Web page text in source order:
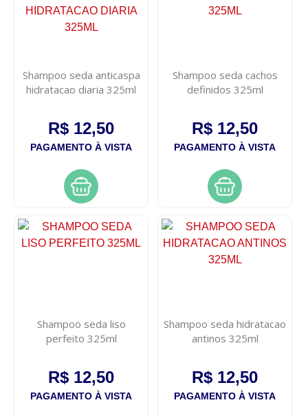
Shampoo seda anticaspa
hidratacao diaria 325ml
R$ 12,50
PAGAMENTO À VISTA
Shampoo seda cachos
definidos 325ml
R$ 12,50
PAGAMENTO À VISTA
Shampoo seda liso
perfeito 325ml
R$ 12,50
PAGAMENTO À VISTA
Shampoo seda hidratacao
antinos 325ml
R$ 12,50
PAGAMENTO À VISTA